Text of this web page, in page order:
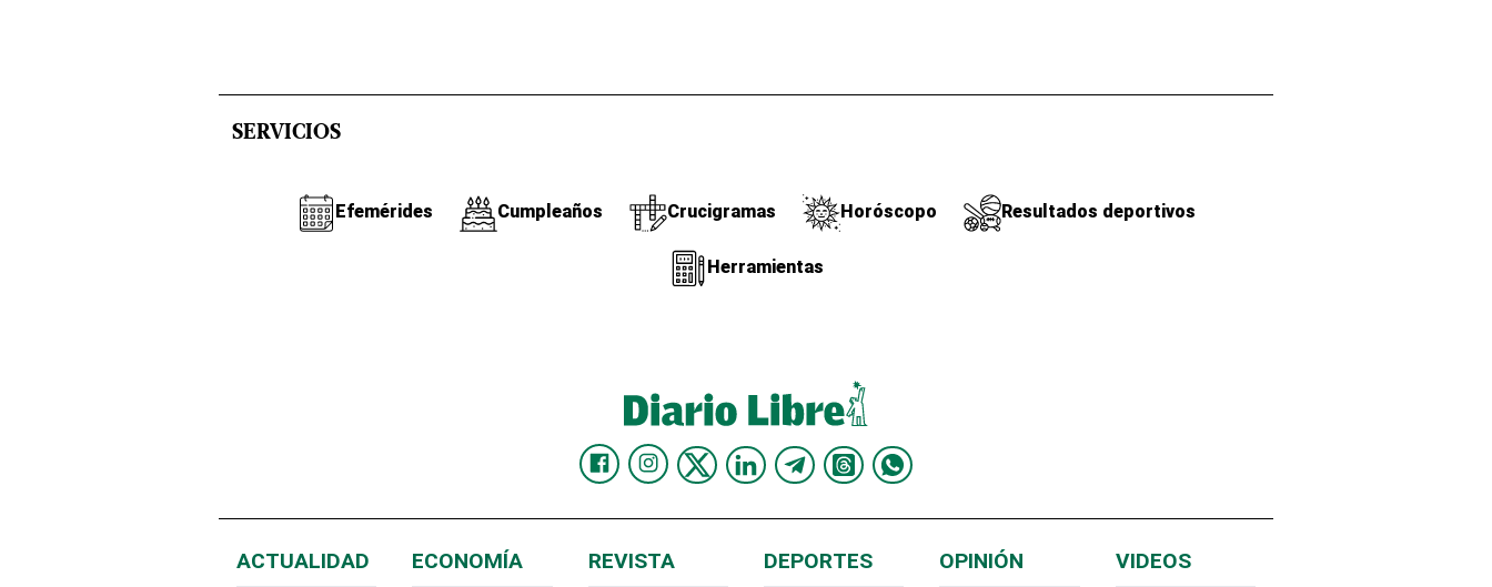
SERVICIOS
Efemérides Cumpleaños Crucigramas Horóscopo Resultados deportivos
Herramientas
ACTUALIDAD ECONOMÍA REVISTA DEPORTES OPINIÓN VIDEOS